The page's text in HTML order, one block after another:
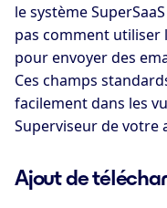
le système
pas comment
pour envoyer des
Ces champs
facilement dans les
Superviseur de votre
Ajout de